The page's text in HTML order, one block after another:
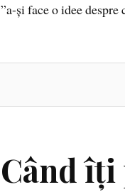
”a-și face o idee
Când